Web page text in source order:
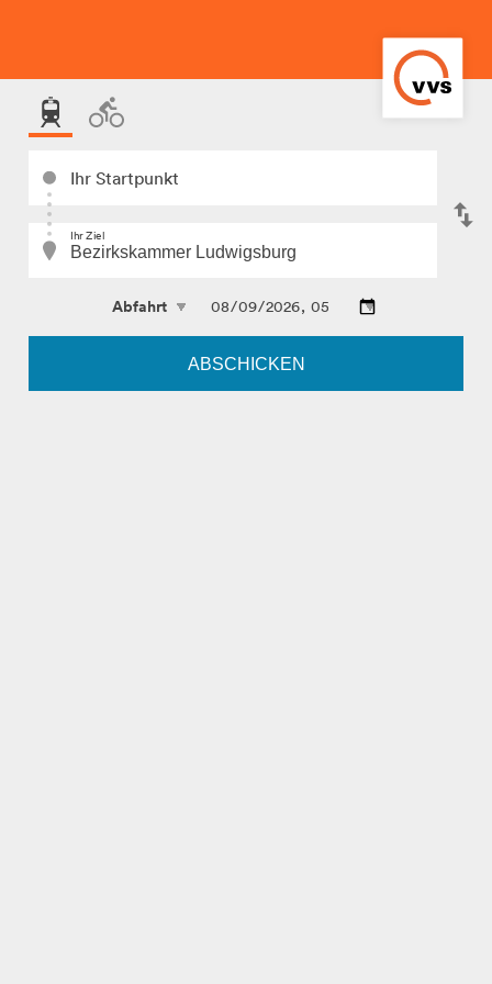
Ihr Startpunkt
Ihr Ziel
ABSCHICKEN